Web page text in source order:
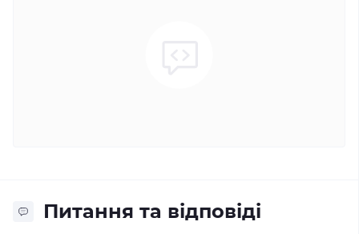
Питання та відповіді